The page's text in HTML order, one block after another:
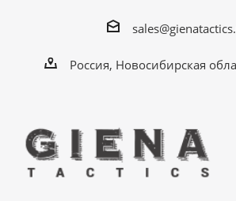
Россия, Новосибирская